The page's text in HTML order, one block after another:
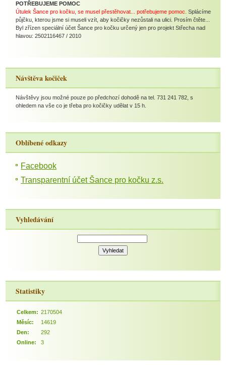
POTŘEBUJEME POMOC
Útulek Šance pro kočku, se musel přestěhovat... potřebujeme pomoc. Splácíme
půjčku, kterou jsme si museli vzít, aby kočičky nezůstali na ulici. Prosím čtěte...
Byl zřízen speciální účet Šance pro kočku určený jen pro projekt Střecha nad
hlavou: 2502116467 / 2010
Návštěva kočiček
Návštěvy jsou možné pouze po předchozí dohodě na tel. 731 241 782, s
ohledem na vše co je třeba pro kočičky udělat v 15 h.
Oblíbené odkazy
Facebook
Transparentní účet Šance pro kočku z.s.
Vyhledávání
Statistiky
Online: 3
Celkem: 2170504
Měsíc:
14619
Den:
292